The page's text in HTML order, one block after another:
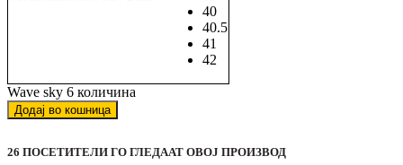
40
40.5
41
42
Wave sky 6 количина
Додај во кошница
26 ПОСЕТИТЕЛИ ГО ГЛЕДААТ ОВОJ ПРОИЗВОД